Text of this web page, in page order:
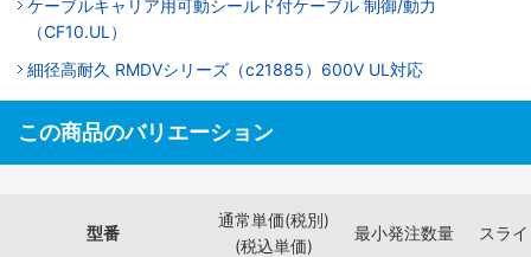
ケーブルキャリア用可動シールド付ケーブル 制御/動力
（CF10.UL）
細径高耐久 RMDVシリーズ（c21885）600V UL対応
この商品のバリエーション
型番
通常単価(税別)
(税込単価)
最小発注数量 スラ